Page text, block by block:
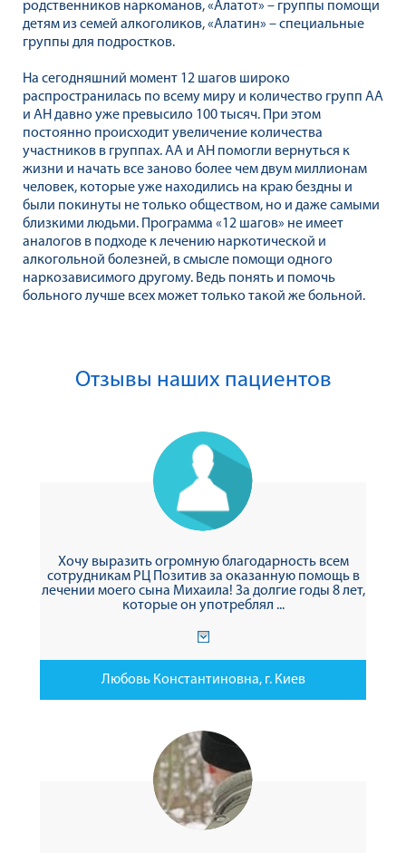
родственников наркоманов, «Алатот» – группы помощи
детям из семей алкоголиков, «Алатин» – специальные
группы для подростков.
На сегодняшний момент 12 шагов широко
распространилась по всему миру и количество групп АА
и АН давно уже превысило 100 тысяч. При этом
постоянно происходит увеличение количества
участников в группах. АА и АН помогли вернуться к
жизни и начать все заново более чем двум миллионам
человек, которые уже находились на краю бездны и
были покинуты не только обществом, но и даже самыми
близкими людьми. Программа «12 шагов» не имеет
аналогов в подходе к лечению наркотической и
алкогольной болезней, в смысле помощи одного
наркозависимого другому. Ведь понять и помочь
больного лучше всех может только такой же больной.
Отзывы наших пациентов
Хочу выразить огромную благодарность всем
сотрудникам РЦ Позитив за оказанную помощь в
лечении моего сына Михаила! За долгие годы 8 лет,
которые он употреблял ...
Любовь Константиновна, г. Киев